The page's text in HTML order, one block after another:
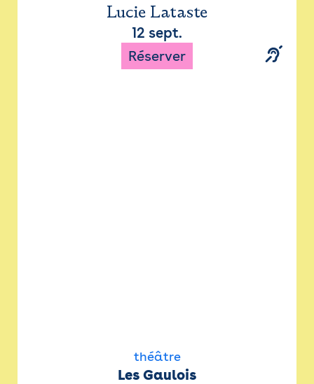
Lucie Lataste
12 sept.
Réserver
théâtre
Les Gaulois